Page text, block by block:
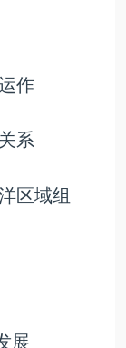
作
系
区域组
展